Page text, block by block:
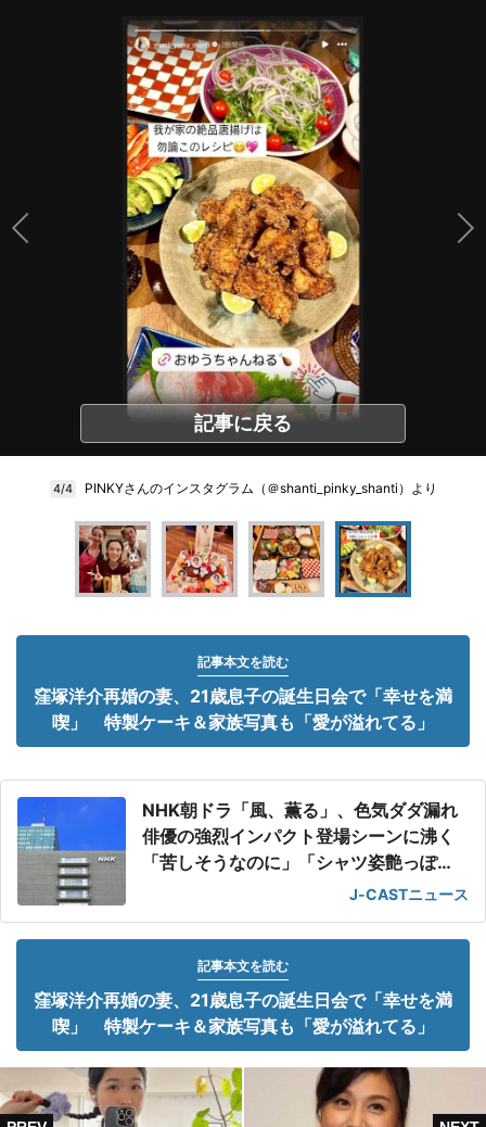
記事に戻る
4/4 PINKYさんのインスタグラム（＠shanti_pinky_shanti）より
記事本文を読む
窪塚洋介再婚の妻、21歳息子の誕生日会で「幸せを満
喫」 特製ケーキ＆家族写真も「愛が溢れてる」
NHK朝ドラ「風、薫る」、色気ダダ漏れ
俳優の強烈インパクト登場シーンに沸く
「苦しそうなのに」「シャツ姿艶っぽ
J-CASTニュース
記事本文を読む
窪塚洋介再婚の妻、21歳息子の誕生日会で「幸せを満
喫」 特製ケーキ＆家族写真も「愛が溢れてる」